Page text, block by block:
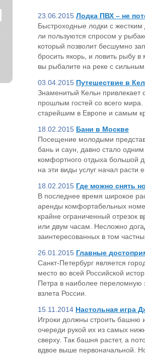
23.06.2015 Лодка ПВХ – не
Быстроходные лодки с
ли пользуются спросом у
который позволит бесшумно
бросить якорь, и ловить рыбу
вы рыбалите на реке с
03.04.2015 Путешествие в
Знаменитый Кельн привлекает
прошлым гостей со всего мира.
старейшим в Европе и самым
18.02.2015 Бани в Москве
Посещение молодыми
бань и саун, давно стало одним
комфортного отдыха большой
на эти виды услуг начал расти
18.02.2015 Где можно снять
В последнее время широкое
аренды комфортабельных
крайне ограниченный отрезок
или двум часам. Несложно
заинтересованных в том
26.01.2015 Главные
Санкт-Петербург является
место во всей Российской
Петра в наиболее переломную
взлета России.
15.11.2014 Настольная игра
Игроки должны строить башню
очереди рукой их из самых
сверху. Так башня растет, а
вдвое выше первоначальной.